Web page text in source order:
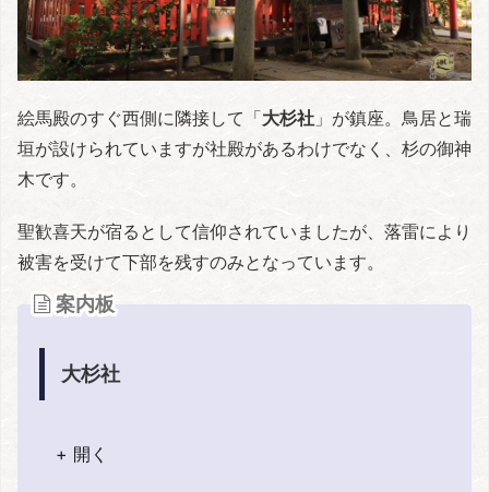
絵馬殿のすぐ西側に隣接して「大杉社 」が鎮座。鳥居と瑞
垣が設けられていますが社殿があるわけでなく、杉の御神
木です。
聖歓喜天が宿るとして信仰されていましたが、落雷により
被害を受けて下部を残すのみとなっています。
案内板
大杉社
+ 開く